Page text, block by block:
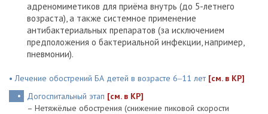
адреномиметиков для приёма внутрь (до 5-летнего
возраста), а также системное применение
антибактериальных препаратов (за исключением
предположения о бактериальной инфекции, например,
пневмонии).
• Лечение обострений БА детей в возрасте 6‒11 лет [см. в КР]
Догоспитальный этап [см. в КР]
– Нетяжёлые обострения (снижение пиковой скорости